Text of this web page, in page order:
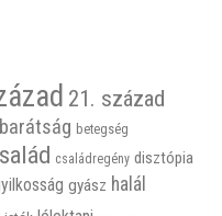
21. század
barátság betegség
családregény disztópia
gyász halál